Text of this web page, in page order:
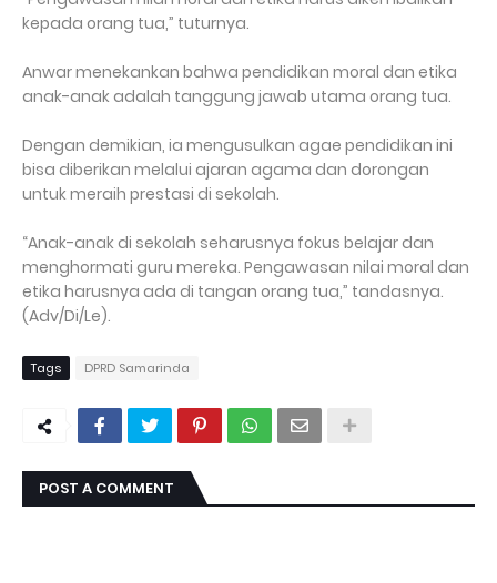
kepada orang tua,” tuturnya.
Anwar menekankan bahwa pendidikan moral dan etika
anak-anak adalah tanggung jawab utama orang tua.
Dengan demikian, ia mengusulkan agae pendidikan ini
bisa diberikan melalui ajaran agama dan dorongan
untuk meraih prestasi di sekolah.
“Anak-anak di sekolah seharusnya fokus belajar dan
menghormati guru mereka. Pengawasan nilai moral dan
etika harusnya ada di tangan orang tua,” tandasnya.
(Adv/Di/Le).
Tags DPRD Samarinda
POST A COMMENT